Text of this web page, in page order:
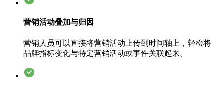
营销活动叠加与归因
营销人员可以直接将营销活动上传到时间轴上，轻松将
品牌指标变化与特定营销活动或事件关联起来。